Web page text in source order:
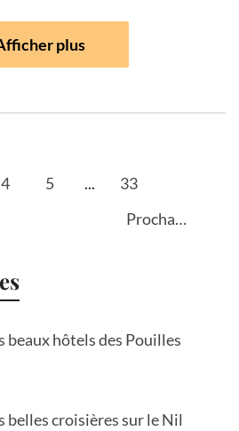
plus
4 5 ...
33
Prochain
beaux hôtels des Pouilles
belles croisières sur le Nil